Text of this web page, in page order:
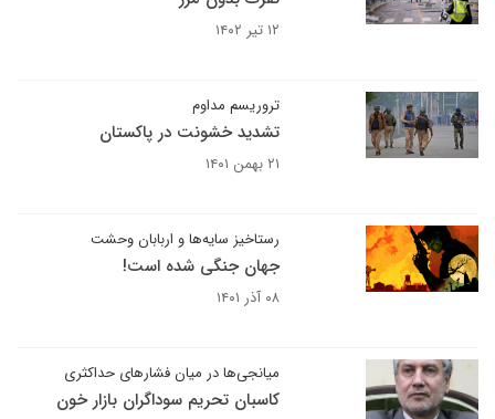
۱۲ تیر ۱۴۰۲
تروریسم مداوم
تشدید خشونت در پاکستان
۲۱ بهمن ۱۴۰۱
رستاخیز سایه‌ها و اربابان وحشت
جهان جنگی شده است!
۰۸ آذر ۱۴۰۱
میانجی‌ها در میان فشارهای حداکثری
کاسبان تحریم سوداگران بازار خون